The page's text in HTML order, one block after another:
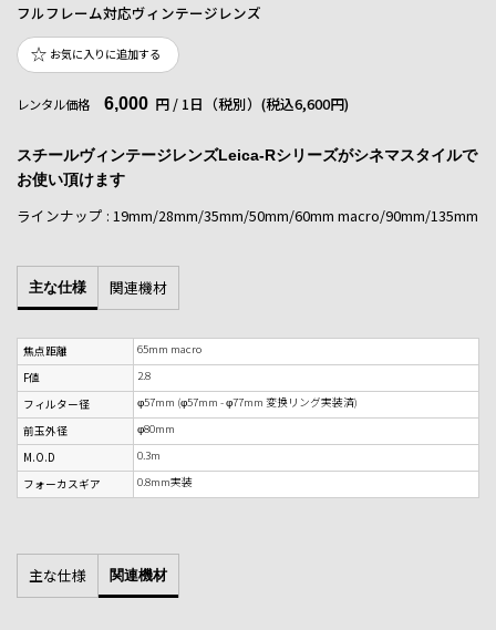
フルフレーム対応ヴィンテージレンズ
お気に入りに追加する
レンタル価格 6,000 円 / 1日（税別） (税込6,600円)
スチールヴィンテージレンズLeica-Rシリーズがシネマスタイルで
お使い頂けます
ラインナップ : 19mm/28mm/35mm/50mm/60mm macro/90mm/135mm
主な仕様 関連機材
焦点距離
65mm macro
F値
2.8
フィルター径
φ57mm (φ57mm - φ77mm 変換リング実装済)
前玉外径
φ80mm
M.O.D
0.3m
フォーカスギア
0.8mm実装
主な仕様 関連機材